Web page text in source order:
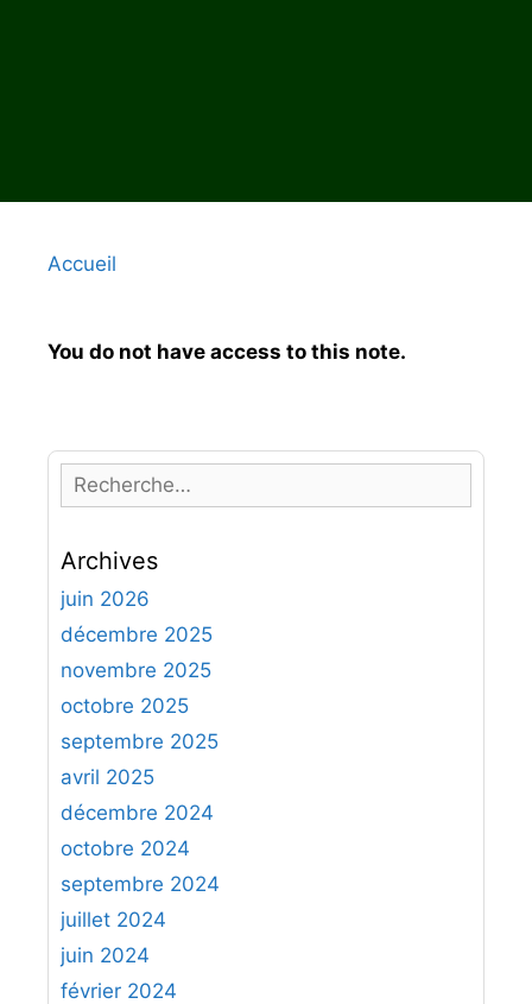
Accueil
You do not have access to this note.
e
h
e
r
h
e
r
:
Archives
juin 2026
décembre 2025
novembre 2025
octobre 2025
septembre 2025
avril 2025
décembre 2024
octobre 2024
septembre 2024
juillet 2024
juin 2024
février 2024